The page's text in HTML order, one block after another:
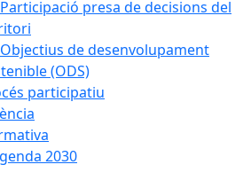
presa de decisions del
Objectius de desenvolupament
(ODS)
participatiu
2030